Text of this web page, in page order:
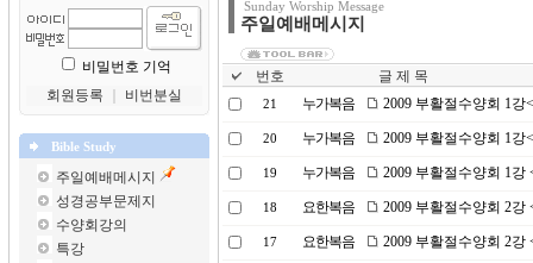
비밀번호 기억
회원등록
비번분실
Bible Study
주일예배메시지
성경공부문제지
수양회강의
특강
Sunday Worship Message
주일예배메시지
번호 글 제 목
21 누가복음 2009 부활절수양회 1
20 누가복음 2009 부활절수양회 1
19 누가복음 2009 부활절수양회 1
18 요한복음 2009 부활절수양회 2
17 요한복음 2009 부활절수양회 2